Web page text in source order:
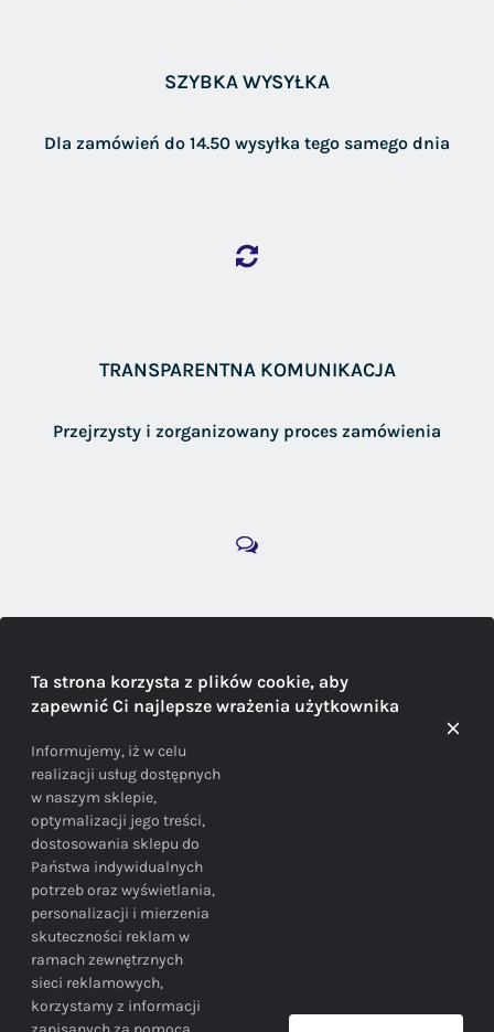
SZYBKA WYSYŁKA
Dla zamówień do 14.50 wysyłka tego samego dnia
TRANSPARENTNA KOMUNIKACJA
Przejrzysty i zorganizowany proces zamówienia
Doradzamy na każdym etapie zakupu
BEZPIECZEŃSTWO
Bezpieczne zakupy gwarantowane!
Ta strona korzysta z plików cookie, aby
zapewnić Ci najlepsze wrażenia użytkownika
Informujemy, iż w celu
realizacji usług dostępnych
w naszym sklepie,
optymalizacji jego treści,
dostosowania sklepu do
Państwa indywidualnych
potrzeb oraz wyświetlania,
personalizacji i mierzenia
skuteczności reklam w
ramach zewnętrznych
sieci reklamowych,
korzystamy z informacji